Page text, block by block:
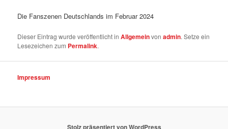
Die Fanszenen Deutschlands im Februar 2024
Dieser Eintrag wurde veröffentlicht inAllgemeinvonadmin. Setze ein
Lesezeichen zum Permalink.
Impressum
Stolz präsentiert von WordPress